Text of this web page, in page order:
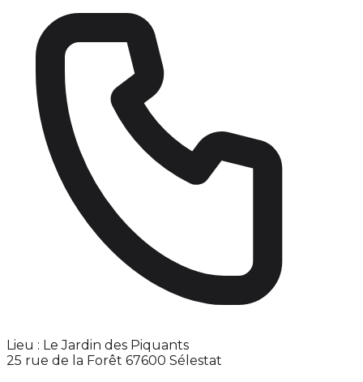
Lieu : Le Jardin des Piquants
25 rue de la Forêt 67600 Sélestat